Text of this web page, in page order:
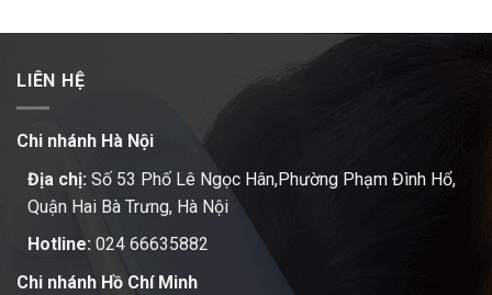
LIÊN HỆ
Chi nhánh Hà Nội
Địa chị: Số 53 Phố Lê Ngọc Hân,Phường Phạm Đình Hổ,
Quận Hai Bà Trưng, Hà Nội
Hotline: 024 66635882
Chi nhánh Hồ Chí Minh